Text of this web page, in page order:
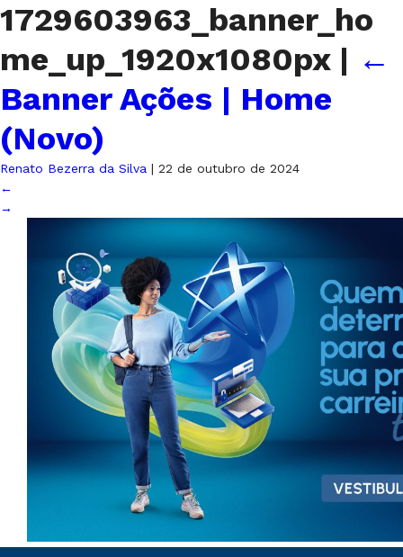
1729603963_banner_ho
me_up_1920x1080px | ←
Banner Ações | Home
(Novo)
Renato Bezerra da Silva | 22 de outubro de 2024
←
→